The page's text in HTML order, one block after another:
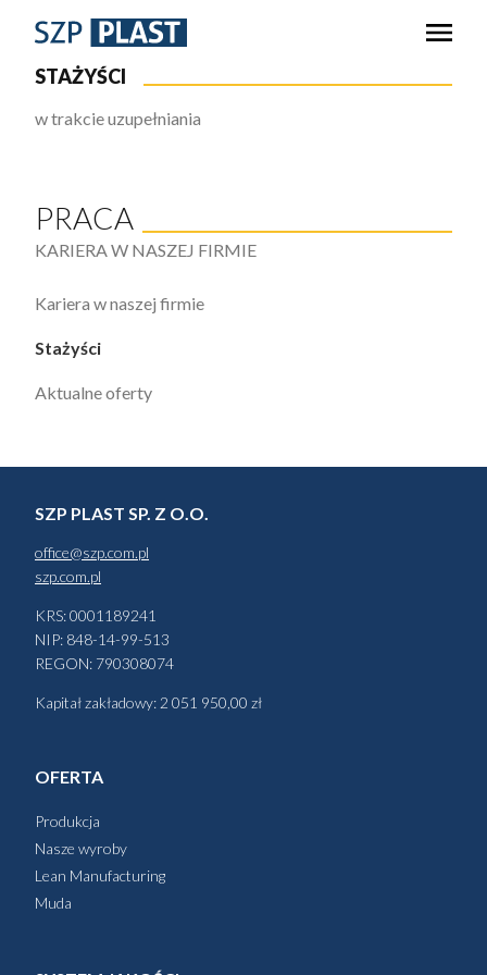
STAŻYŚCI
w trakcie uzupełniania
PRACA
KARIERA W NASZEJ FIRMIE
Kariera w naszej firmie
Stażyści
Aktualne oferty
SZP PLAST SP. Z O.O.
office@szp.com.pl
szp.com.pl
KRS: 0001189241
NIP: 848-14-99-513
REGON: 790308074
Kapitał zakładowy: 2 051 950,00 zł
OFERTA
Produkcja
Nasze wyroby
Lean Manufacturing
Muda